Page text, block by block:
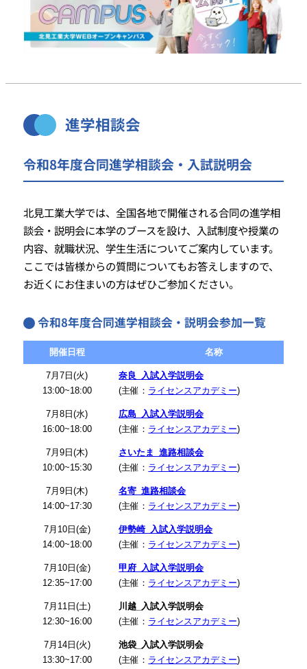
進学相談会
令和8年度合同進学相談会・入試説明会
北見工業大学では、全国各地で開催される合同の進学相
談会・説明会に本学のブースを設け、入試制度や授業の
内容、就職状況、学生生活についてご案内しています。
ここでは皆様からの質問についてもお答えしますので、
お近くにお住まいの方はぜひご参加ください。
令和8年度合同進学相談会・説明会参加一覧
開催日程 名称
7月7日(火)
13:00~18:00
奈良_入試入学説明会
(主催： ライセンスアカデミー)
7月8日(水)
16:00~18:00
広島_入試入学説明会
(主催： ライセンスアカデミー)
7月9日(木)
10:00~15:30
さいたま_進路相談会
(主催： ライセンスアカデミー)
7月9日(木)
14:00~17:30
名寄_進路相談会
(主催： ライセンスアカデミー)
7月10日(金)
14:00~18:00
伊勢崎_入試入学説明会
(主催： ライセンスアカデミー)
7月10日(金)
12:35~17:00
甲府_入試入学説明会
(主催： ライセンスアカデミー)
7月11日(土)
12:30~16:00
川越_入試入学説明会
(主催： ライセンスアカデミー)
7月14日(火)
13:30~17:00
池袋_入試入学説明会
(主催： ライセンスアカデミー)